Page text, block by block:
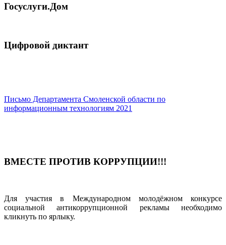
Госуслуги.Дом
Цифровой диктант
Письмо Департамента Смоленской области по
информационным технологиям 2021
ВМЕСТЕ ПРОТИВ КОРРУПЦИИ!!!
Для участия в Международном молодёжном конкурсе
социальной антикоррупционной рекламы необходимо
кликнуть по ярлыку.